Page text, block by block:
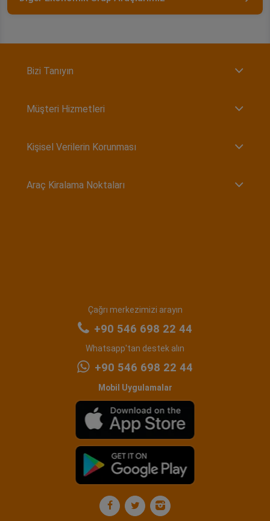
Bizi Tanıyın
Müşteri Hizmetleri
Kişisel Verilerin Korunması
Araç Kiralama Noktaları
Çağrı merkezimizi arayın
+90 546 698 22 44
Whatsapp'tan destek alın
+90 546 698 22 44
Mobil Uygulamalar